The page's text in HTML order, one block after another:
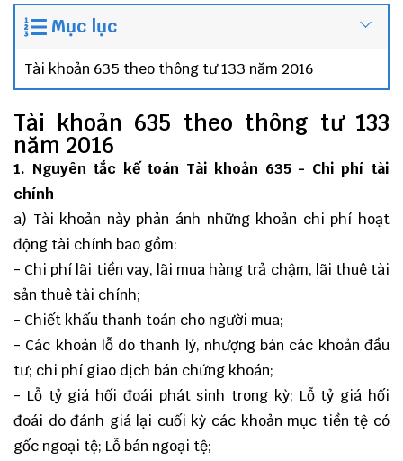
Mục lục
Tài khoản 635 theo thông tư 133 năm 2016
Tài khoản 635 theo thông tư 133
năm 2016
1. Nguyên tắc kế toán Tài khoản 635 - Chi phí tài
chính
a) Tài khoản này phản ánh những khoản chi phí hoạt
động tài chính bao gồm:
- Chi phí lãi tiền vay, lãi mua hàng trả chậm, lãi thuê tài
sản thuê tài chính;
- Chiết khấu thanh toán cho người mua;
- Các khoản lỗ do thanh lý, nhượng bán các khoản đầu
tư; chi phí giao dịch bán chứng khoán;
- Lỗ tỷ giá hối đoái phát sinh trong kỳ; Lỗ tỷ giá hối
đoái do đánh giá lại cuối kỳ các khoản mục tiền tệ có
gốc ngoại tệ; Lỗ bán ngoại tệ;